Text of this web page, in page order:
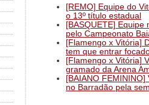
[REMO] Equipe do
o 13º título estadual
[BASQUETE]
pelo Campeonato
[Flamengo x Vitória]
tem que entrar
[Flamengo x Vitória]
gramado da Arena
[BAIANO
no Barradão pela